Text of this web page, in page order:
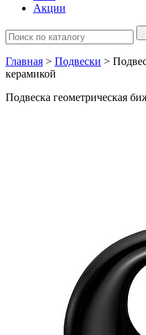
Акции
Главная > Подвески >
керамикой
Подвеска геометрическая